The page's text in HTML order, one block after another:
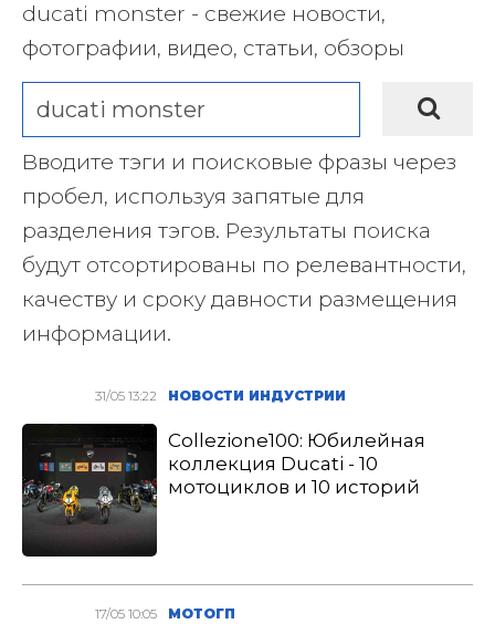
ducati monster - свежие новости,
фотографии, видео, статьи, обзоры
Вводите тэги и поисковые фразы через
пробел, используя запятые для
разделения тэгов. Результаты поиска
будут отсортированы по релевантности,
качеству и сроку давности размещения
информации.
31/05 13:22 НОВОСТИ ИНДУСТРИИ
Collezione100: Юбилейная
коллекция Ducati - 10
мотоциклов и 10 историй
17/05 10:05 МОТОГП